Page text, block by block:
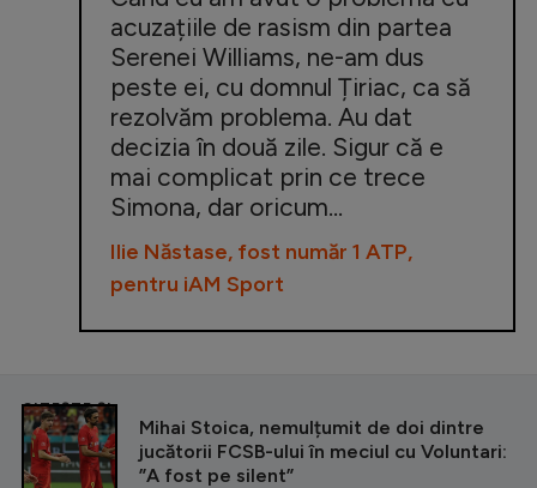
acuzațiile de rasism din partea
Serenei Williams, ne-am dus
peste ei, cu domnul Țiriac, ca să
rezolvăm problema. Au dat
decizia în două zile. Sigur că e
mai complicat prin ce trece
Simona, dar oricum...
Ilie Năstase, fost număr 1 ATP,
pentru iAM Sport
CITEȘTE ȘI
Mihai Stoica, nemulțumit de doi dintre
jucătorii FCSB-ului în meciul cu Voluntari:
”A fost pe silent”